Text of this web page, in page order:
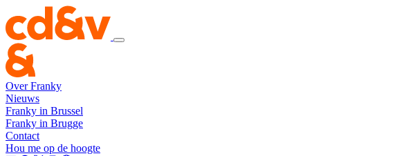
Over Franky
Nieuws
Franky in Brussel
Franky in Brugge
Contact
Hou me op de hoogte